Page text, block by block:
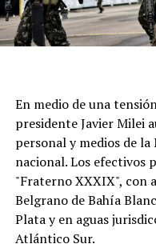
En medio de una
presidente Javier Milei
personal y medios de
nacional. Los
"Fraterno XXXIX", con
Belgrano de Bahía
Plata y en aguas
Atlántico Sur.